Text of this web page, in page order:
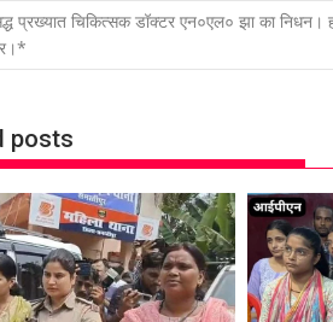
प्रख्यात चिकित्सक डॉक्टर एन०एल० झा का निधन।
posts